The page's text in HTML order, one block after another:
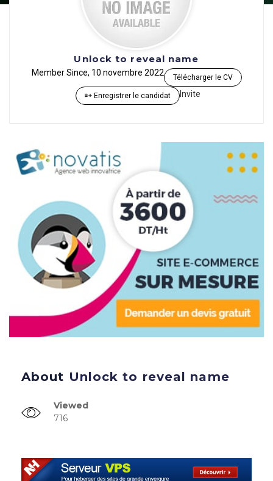
Unlock to reveal name
Member Since, 10 novembre 2022 Télécharger le CV
Enregistrer le candidat Invite
About Unlock to reveal name
Viewed
716